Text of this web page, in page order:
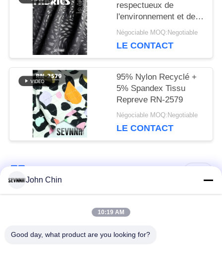
PRIVACY
POLICY
respectueux de
l'environnement et de
haute performance
des tissus de reprise
Négociable MOQ:Negotiable
LE CONTACT
95% Nylon Recyclé +
5% Spandex Tissu
Repreve RN-2579
Négociable MOQ:Negotiable
LE CONTACT
Tissu en nylon
John Chin
10:19 AM
Good day, what product are you looking for?